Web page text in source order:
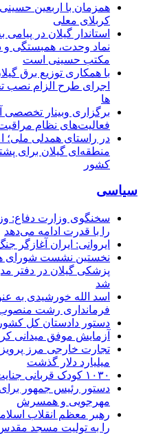
همزمان با اربعین
کربلای معلی
استاندار گیلان در
نماد وحدت، همبستگی و
مکتب حسینی است
با همکاری توزیع برق
اجرای طرح الزام نصب
ها
برگزاری وبینار تخصصی
فعالیت‌های نظام
در راستای همدلی ملی؛
منطقه‌ای گیلان برای
كشور
سیاسی
سخنگوی وزارت دفاع:
را با قدرت ادامه می‌دهد
ایروانی: ایران آغازگر
نخستین نشست شورای
پزشکی گیلان در دفتر
شد
اسد الله خورشیدی به
فرمانداری رشت
دستور دادستان کل کشور
آزمایش موفق میدانی
تجارت خارجی مرز
میلیارد دلار گذشت
۱۰۳۰ کودک قربانی جنایت صهیونیست‌ها
دستور رئیس جمهور
مهرجویی و همسرش
رهبر معظم انقلاب
را به تولیت مسجد